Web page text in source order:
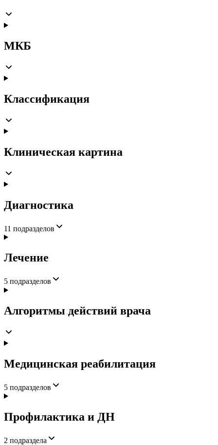
МКБ
Классификация
Клиническая картина
Диагностика
11 подразделов
Лечение
5 подразделов
Алгоритмы действий врача
Медицинская реабилитация
5 подразделов
Профилактика и ДН
2 подраздела